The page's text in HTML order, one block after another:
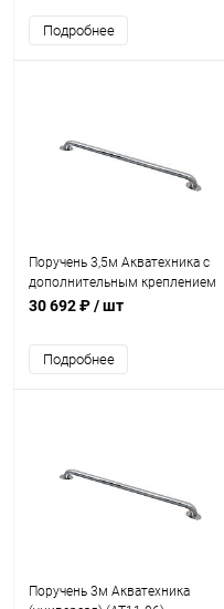
Подробнее
Поручень 3,5м Акватехника с
дополнительным креплением
(универсал) (AT11.07)
30 692 ₽/ шт
Подробнее
Поручень 3м Акватехника